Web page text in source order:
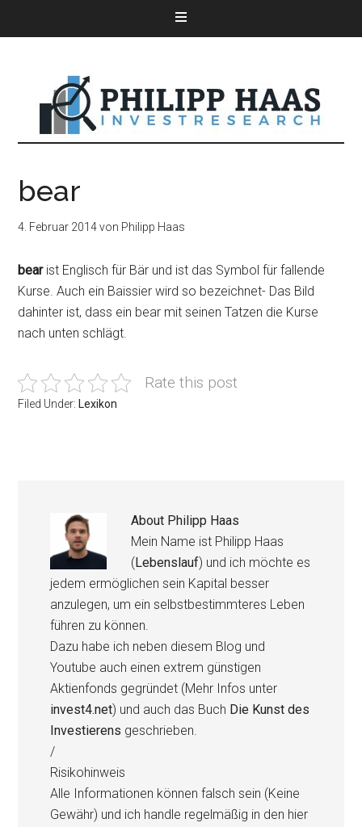
bear
4. Februar 2014von Philipp Haas
bearist Englisch für Bär und ist das Symbol für fallende
Kurse. Auch ein Baissier wird so bezeichnet- Das Bild
dahinter ist, dass ein bear mit seinen Tatzen die Kurse
nach unten schlägt.
Rate this post
Filed Under: Lexikon
About Philipp Haas
Mein Name ist Philipp Haas
(Lebenslauf) und ich möchte es
jedem ermöglichen sein Kapital besser
anzulegen, um ein selbstbestimmteres Leben
führen zu können.
Dazu habe ich neben diesem Blog und
Youtube auch einen extrem günstigen
Aktienfonds gegründet (Mehr Infos unter
invest4.net) und auch das Buch Die Kunst des
Investierens geschrieben.
/
Risikohinweis
Alle Informationen können falsch sein (Keine
Gewähr) und ich handle regelmäßig in den hier